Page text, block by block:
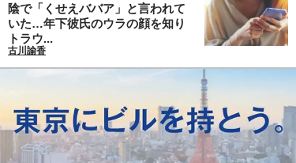
陰で「くせえババア」と言われて
いた…年下彼氏のウラの顔を知り
トラウ...
古川諭香